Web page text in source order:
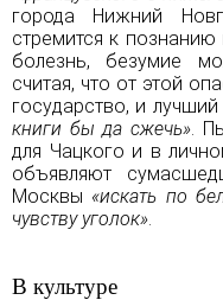
города Нижний
стремится к
болезнь, безумие
считая, что от этой
государство, и
книги бы да сжечь».
для Чацкого и в
объявляют
Москвы «искать по
чувству уголок».
В культуре